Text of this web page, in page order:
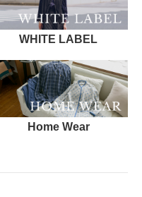
WHITE LABEL
Home Wear